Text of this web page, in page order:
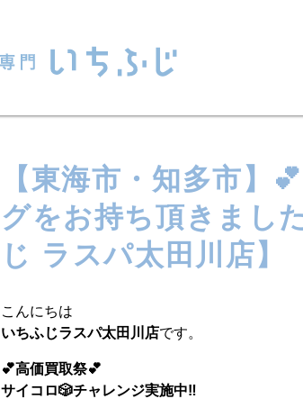
【東海市・知多市】
グをお持ち頂きまし
じ ラスパ太田川店】
こんにちは
いちふじラスパ太田川店です。
💕高価買取祭💕
サイコロ🎲チャレンジ実施中‼